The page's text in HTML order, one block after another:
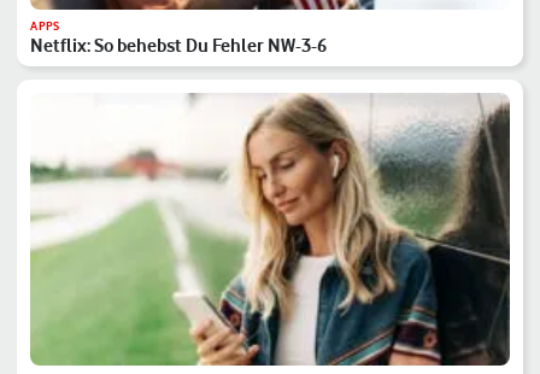
APPS
Netflix: So behebst Du Fehler NW-3-6